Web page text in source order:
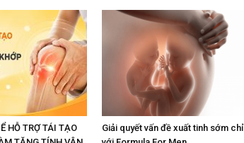
HỖ TRỢ TÁI TẠO
Giải quyết vấn đề xuất tinh sớm chỉ